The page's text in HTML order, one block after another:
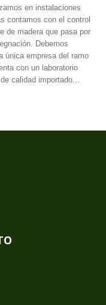
en instalaciones
contamos con el control
de madera que pasa por
Debemos
única empresa del ramo
con un laboratorio
calidad importado...